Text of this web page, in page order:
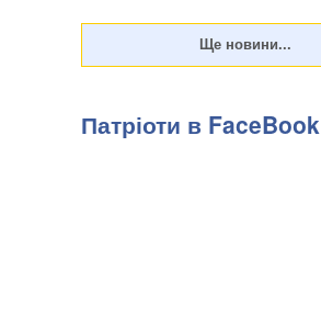
Патріоти в FaceBook